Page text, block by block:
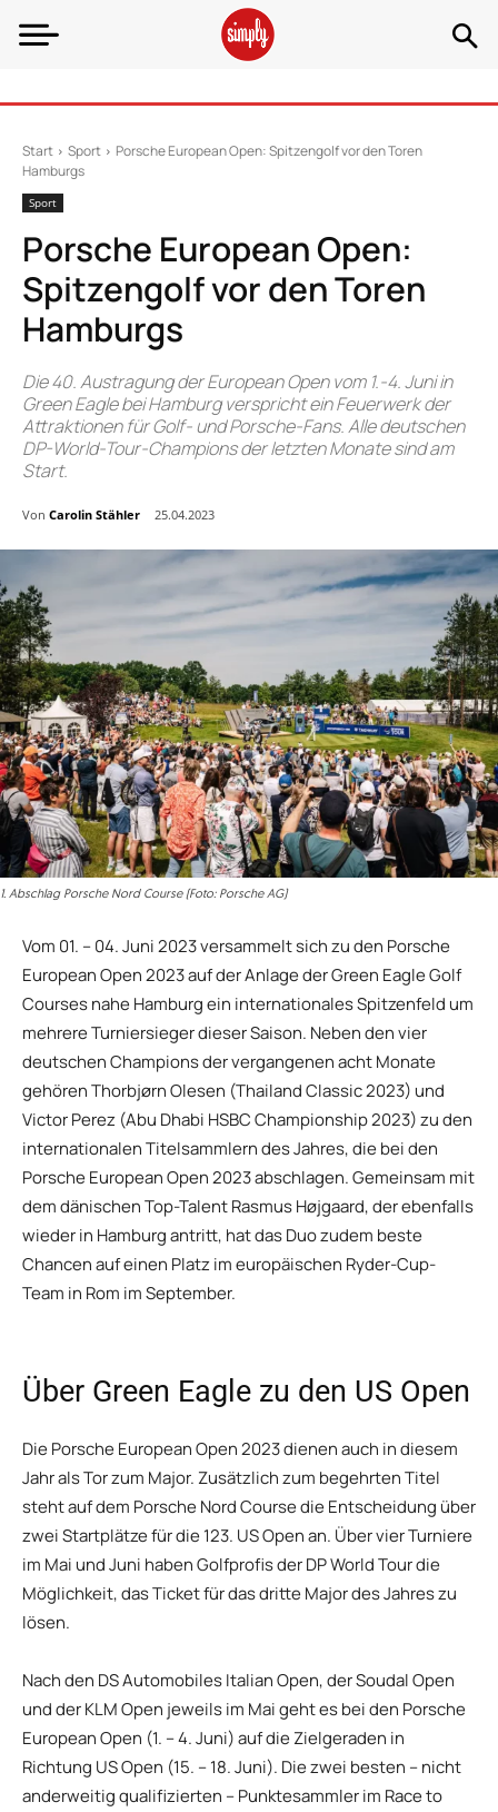
Start Sport
Porsche European Open: Spitzengolf vor den Toren
Hamburgs
Sport
Porsche European Open:
Spitzengolf vor den Toren
Hamburgs
Die 40. Austragung der European Open vom 1.-4. Juni in
Green Eagle bei Hamburg verspricht ein Feuerwerk der
Attraktionen für Golf- und Porsche-Fans. Alle deutschen
DP-World-Tour-Champions der letzten Monate sind am
Start.
Von Carolin Stähler 25.04.2023
1. Abschlag Porsche Nord Course (Foto: Porsche AG)
Vom 01. – 04. Juni 2023 versammelt sich zu den Porsche
European Open 2023 auf der Anlage der Green Eagle Golf
Courses nahe Hamburg ein internationales Spitzenfeld um
mehrere Turniersieger dieser Saison. Neben den vier
deutschen Champions der vergangenen acht Monate
gehören Thorbjørn Olesen (Thailand Classic 2023) und
Victor Perez (Abu Dhabi HSBC Championship 2023) zu den
internationalen Titelsammlern des Jahres, die bei den
Porsche European Open 2023 abschlagen. Gemeinsam mit
dem dänischen Top-Talent Rasmus Højgaard, der ebenfalls
wieder in Hamburg antritt, hat das Duo zudem beste
Chancen auf einen Platz im europäischen Ryder-Cup-
Team in Rom im September.
Über Green Eagle zu den US Open
Die Porsche European Open 2023 dienen auch in diesem
Jahr als Tor zum Major. Zusätzlich zum begehrten Titel
steht auf dem Porsche Nord Course die Entscheidung über
zwei Startplätze für die 123. US Open an. Über vier Turniere
im Mai und Juni haben Golfprofis der DP World Tour die
Möglichkeit, das Ticket für das dritte Major des Jahres zu
lösen.
Nach den DS Automobiles Italian Open, der Soudal Open
und der KLM Open jeweils im Mai geht es bei den Porsche
European Open (1. – 4. Juni) auf die Zielgeraden in
Richtung US Open (15. – 18. Juni). Die zwei besten – nicht
anderweitig qualifizierten – Punktesammler im Race to